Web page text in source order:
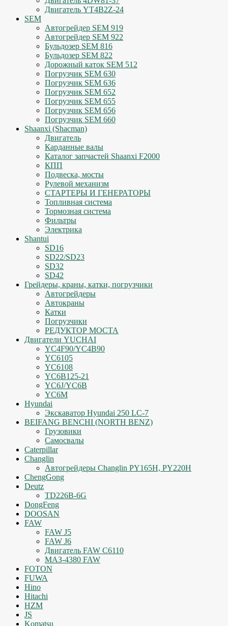
Двигатель YT4B2Z-24
SEM
Автогрейдер SEM 919
Автогрейдер SEM 922
Бульдозер SEM 816
Бульдозер SEM 822
Дорожный каток SEM 512
Погрузчик SEM 630
Погрузчик SEM 636
Погрузчик SEM 652
Погрузчик SEM 655
Погрузчик SEM 656
Погрузчик SEM 660
Shaanxi (Shacman)
Двигатель
Карданные валы
Каталог запчастей Shaanxi F2000
КПП
Подвеска, мосты
Рулевой механизм
СТАРТЕРЫ И ГЕНЕРАТОРЫ
Топливная система
Тормозная система
Фильтры
Электрика
Shantui
SD16
SD22/SD23
SD32
SD42
Грейдеры, краны, катки, погрузчики
Автогрейдеры
Автокраны
Катки
Погрузчики
РЕДУКТОР МОСТА
Двигатели YUCHAI
YC4F90/YC4B90
YC6105
YC6108
YC6B125-21
YC6J/YC6B
YC6M
Hyundai
Экскаватор Hyundai 250 LC-7
BEIFANG BENCHI (NORTH BENZ)
Грузовики
Самосвалы
Caterpillar
Changlin
Автогрейдеры Changlin PY165H, PY220H
ChengGong
Deutz
TD226B-6G
DongFeng
DOOSAN
FAW
FAW J5
FAW J6
Двигатель FAW C6110
МАЗ-4380 FAW
FOTON
FUWA
Hino
Hitachi
HZM
JS
Komatsu